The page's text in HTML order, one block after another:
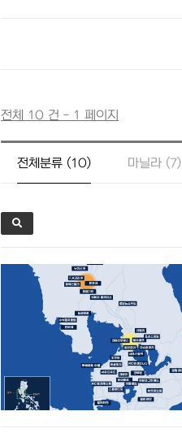
전체 10 건 - 1 페이지
전체분류 (10) 마닐라 (7)